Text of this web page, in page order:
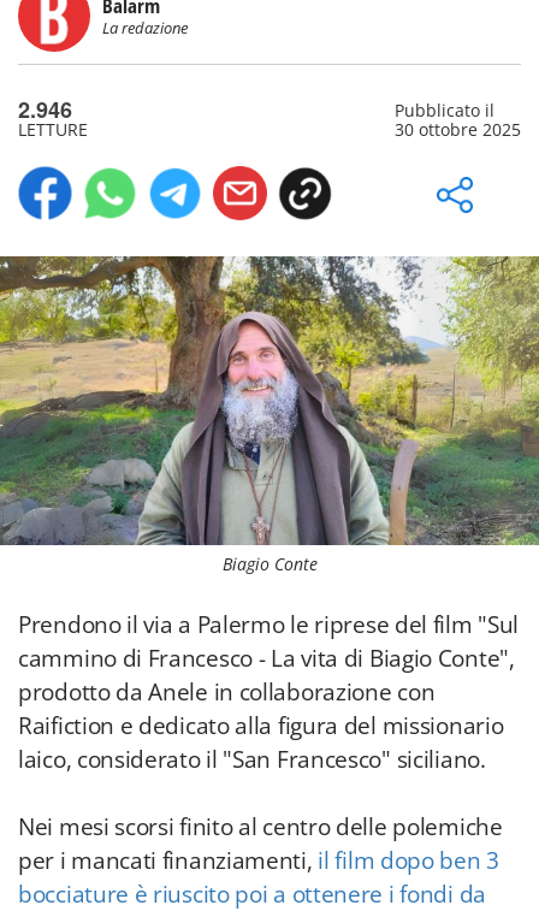
La redazione
2.946
LETTURE
Pubblicato il
30 ottobre 2025
Biagio Conte
Prendono il via a Palermo le riprese del film "Sul
cammino di Francesco - La vita di Biagio Conte",
prodotto da Anele in collaborazione con
Raifiction e dedicato alla figura del missionario
laico, considerato il "San Francesco" siciliano.
Nei mesi scorsi finito al centro delle polemiche
per i mancati finanziamenti, il film dopo ben 3
bocciature è riuscito poi a ottenere i fondi da